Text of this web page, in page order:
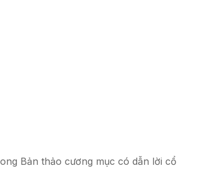
Bản thảo cương mục có dẫn lời cổ